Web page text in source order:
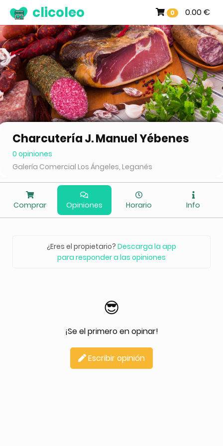
0 0.00 €
clicoleo
Charcutería J. Manuel Yébenes
0 opiniones
Galería Comercial Los Ángeles, Leganés
Comprar Opiniones Horario Info
¿Eres el propietario? Descarga la app
para responder a las opiniones
😎
¡Se el primero en opinar!
Escribir opinión